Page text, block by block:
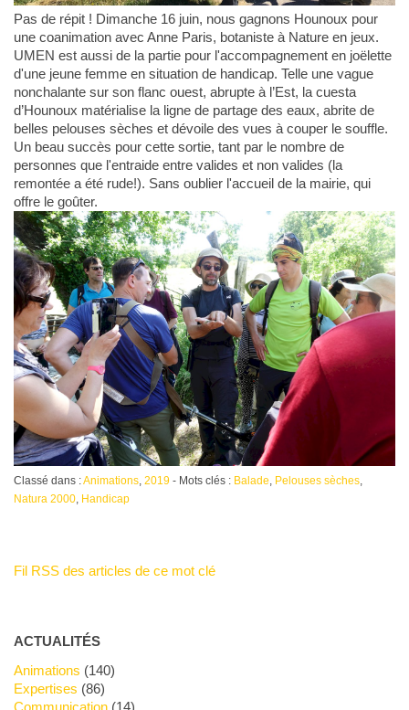
Pas de répit ! Dimanche 16 juin, nous gagnons Hounoux pour
une coanimation avec Anne Paris, botaniste à Nature en jeux.
UMEN est aussi de la partie pour l'accompagnement en joëlette
d'une jeune femme en situation de handicap. Telle une vague
nonchalante sur son flanc ouest, abrupte à l’Est, la cuesta
d’Hounoux matérialise la ligne de partage des eaux, abrite de
belles pelouses sèches et dévoile des vues à couper le souffle.
Un beau succès pour cette sortie, tant par le nombre de
personnes que l'entraide entre valides et non valides (la
remontée a été rude!). Sans oublier l'accueil de la mairie, qui
offre le goûter.
Classé dans :Animations, 2019- Mots clés : Balade Pelouses sèches,
Natura 2000, Handicap
Fil RSS des articles de ce mot clé
ACTUALITÉS
Animations (140)
Expertises (86)
Communication(14)